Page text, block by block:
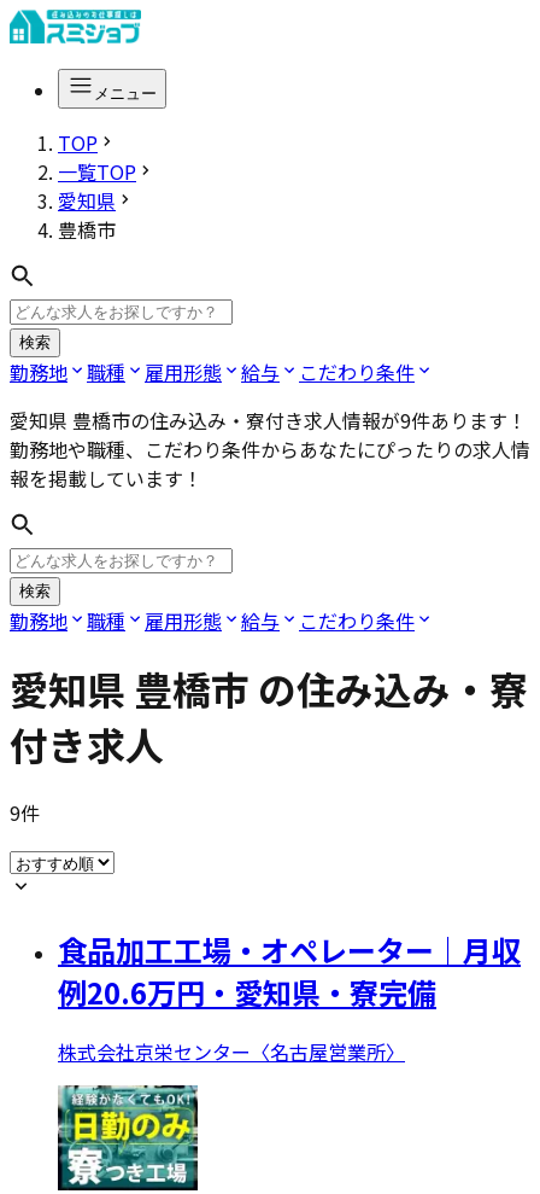
メニュー
TOP
一覧TOP
愛知県
豊橋市
検索
勤務地 職種 雇用形態 給与
こだわり条件
愛知県 豊橋市の住み込み・寮付き求人情報が9件あります！
勤務地や職種、こだわり条件からあなたにぴったりの求人情
報を掲載しています！
検索
勤務地 職種 雇用形態 給与 こだわり条件
愛知県 豊橋市 の住み込み・寮
付き求人
9件
食品加工工場・オペレーター｜月収
例20.6万円・愛知県・寮完備
株式会社京栄センター〈名古屋営業所〉